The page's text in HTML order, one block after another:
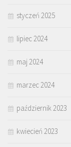
styczeń 2025
lipiec 2024
maj 2024
marzec 2024
październik 2023
kwiecień 2023